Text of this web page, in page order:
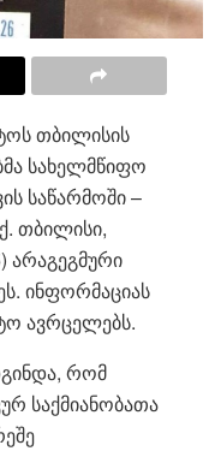
თბილისის
სახელმწიფო
საწარმოში –
თბილისი,
არაგეგმური
ინფორმაციას
ავრცელებს.
რომ
საქმიანობათა